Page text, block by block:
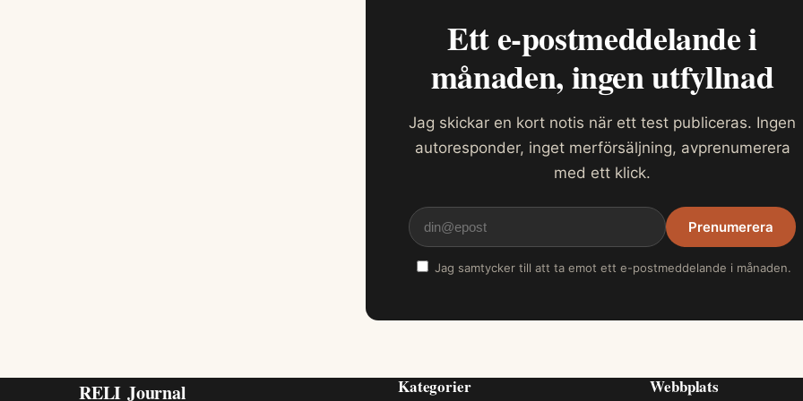
Ett e-postmeddelande i
månaden, ingen utfyllnad
Jag skickar en kort notis när ett test publiceras. Ingen
autoresponder, inget merförsäljning, avprenumerera
med ett klick.
Prenumerera
Jag samtycker till att ta emot ett e-postmeddelande i månaden.
RELI Journal Kategorier Webbplats